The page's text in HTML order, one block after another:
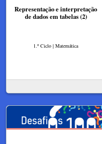
Representação e interpretação
de dados em tabelas (2)
1.º Ciclo | Matemática